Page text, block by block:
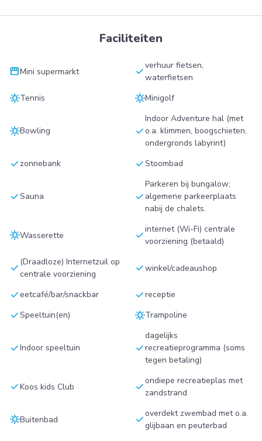
Faciliteiten
storefrontMini supermarkt checkverhuur fietsen,
waterfietsen
sunnyTennis sunnyMinigolf
sunnyBowling check
Indoor Adventure hal (met
o.a. klimmen, boogschieten,
ondergronds labyrint)
check zonnebank checkStoombad
checkSauna check
Parkeren bij bungalow;
algemene parkeerplaats
nabij de chalets.
sunnyWasserette checkinternet (Wi-Fi) centrale
voorziening (betaald)
check (Draadloze) Internetzuil op
centrale voorziening
checkwinkel/cadeaushop
checkeetcafé/bar/snackbar checkreceptie
checkSpeeltuin(en) sunnyTrampoline
checkIndoor speeltuin check
dagelijks
recreatieprogramma (soms
tegen betaling)
checkKoos kids Club checkondiepe recreatieplas met
zandstrand
sunnyBuitenbad checkoverdekt zwembad met o.a.
glijbaan en peuterbad